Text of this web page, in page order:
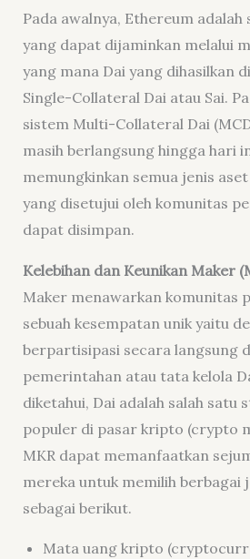
Pada awalnya, Ethereum
yang dapat dijaminkan melalui
yang mana Dai yang dihasilkan
Single-Collateral Dai atau Sai.
sistem Multi-Collateral Dai
masih berlangsung hingga hari
memungkinkan semua jenis
yang disetujui oleh komunitas
dapat disimpan.
Kelebihan dan Keunikan Maker
Maker menawarkan komunitas
sebuah kesempatan unik yaitu
berpartisipasi secara langsung
pemerintahan atau tata kelola
diketahui, Dai adalah salah satu
populer di pasar kripto (crypto
MKR dapat memanfaatkan
mereka untuk memilih berbagai
sebagai berikut.
Mata uang kripto